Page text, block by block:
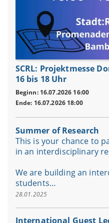
SCRL: Projektmesse
16 bis 18 Uhr
Beginn: 16.07.2026 16:00
Ende: 16.07.2026 18:00
Summer of Research
This is your chance to
in an interdisciplinary
We are building an
students…
28.01.2025
International Guest